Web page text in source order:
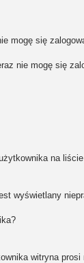
mogę się
nie mogę się
na
wyświetlany
witryna